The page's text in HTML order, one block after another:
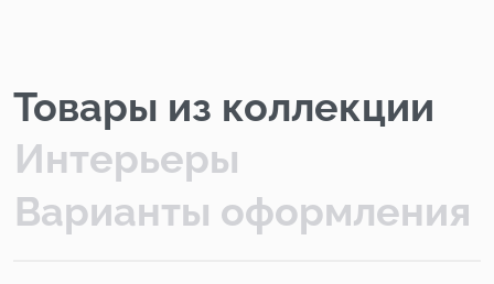
Товары из коллекции
Интерьеры
Варианты оформления